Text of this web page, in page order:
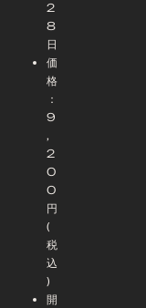
2
8
日
価
格
：
9
,
2
0
0
円
(
税
込
)
開